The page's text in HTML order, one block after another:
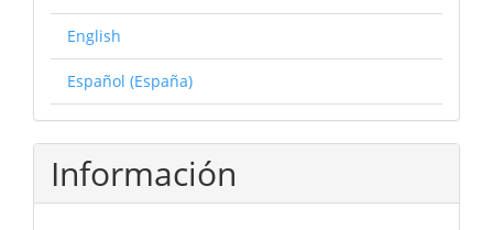
English
Español (España)
Información